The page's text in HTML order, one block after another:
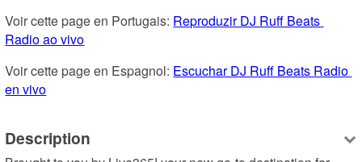
Voir cette page en Portugais: Reproduzir DJ Ruff Beats
Radio ao vivo
Voir cette page en Espagnol: Escuchar DJ Ruff Beats Radio
en vivo
Description